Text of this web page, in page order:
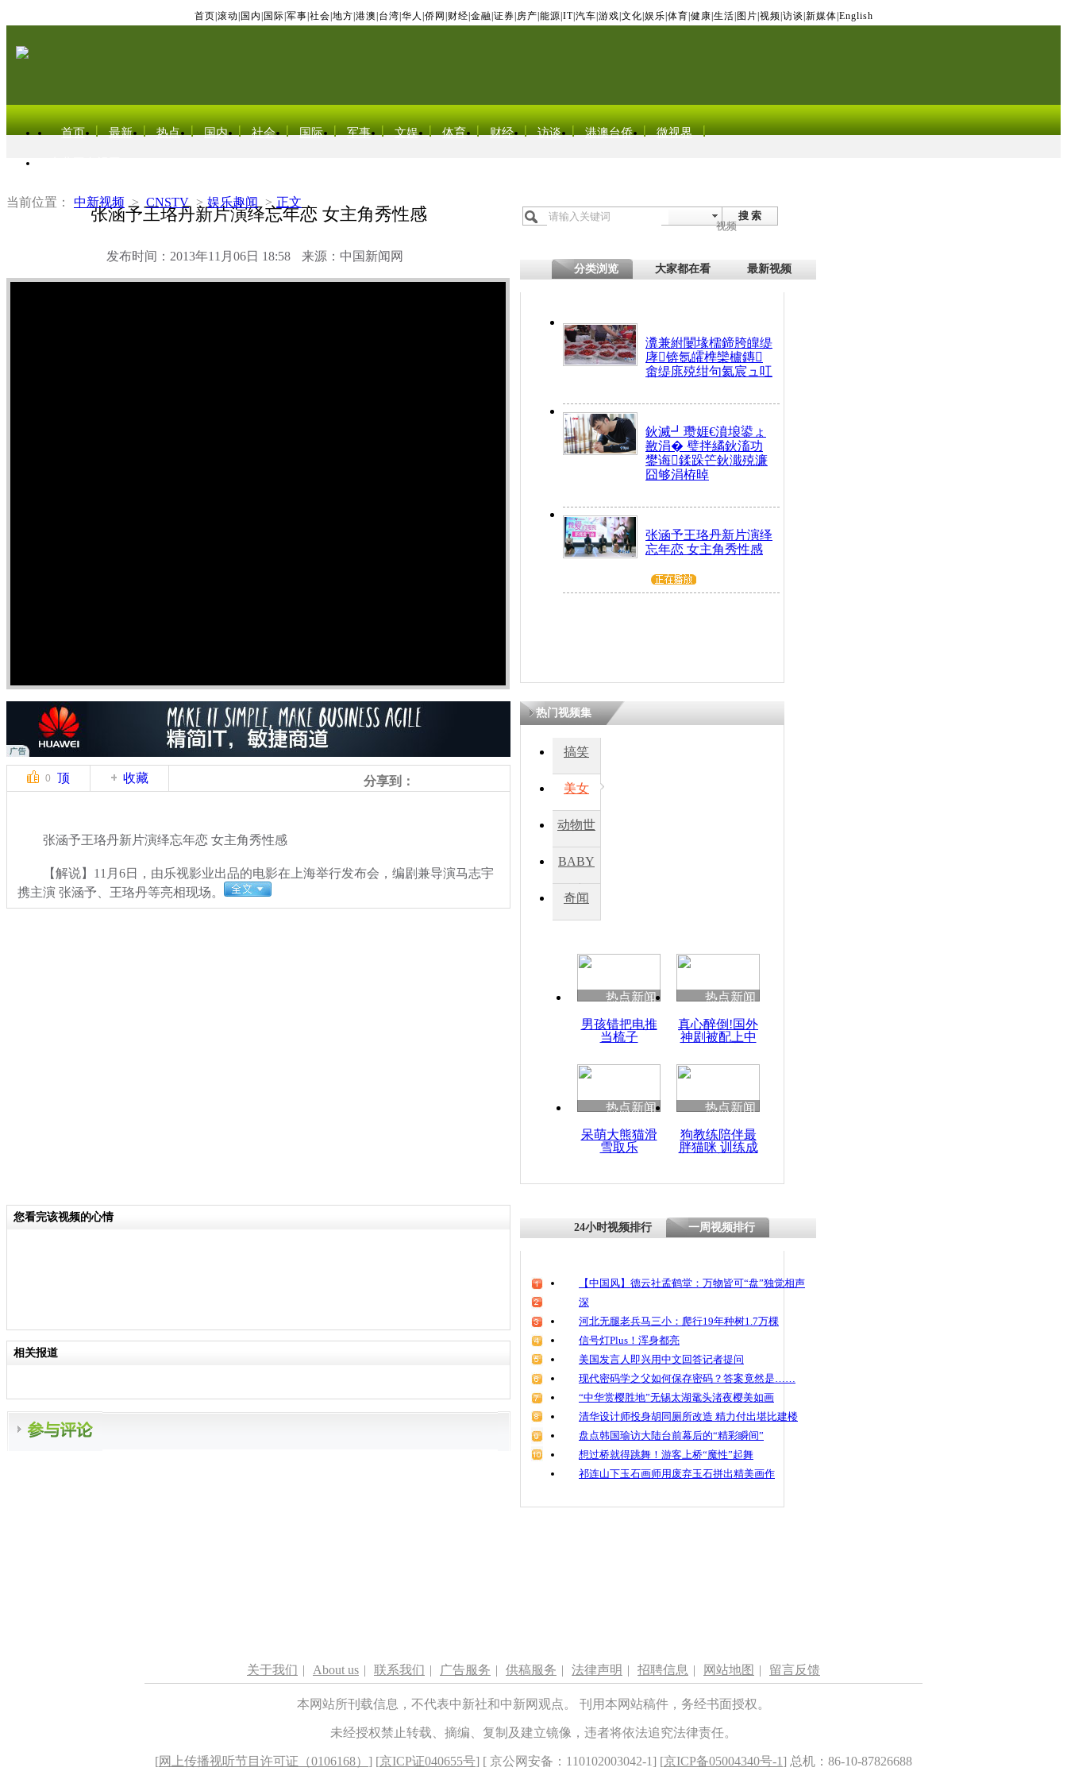
首页 滚动 国内 国际 军事 社会 地方 港澳 台湾 华人 侨网 财经 金融 证券 房产 能源 IT| 汽车 游戏 文化 娱乐 体育 健康 生活 图片 视频 访谈 新媒体 English
首页 最新 热点 国内 社会 国际 军事 文娱 体育 财经 访谈 港澳台侨 微视界
当前位置： 中新视频 > CNSTV > 娱乐趣闻 > 正文
张涵予王珞丹新片演绎忘年恋 女主角秀性感
发布时间：2013年11月06日 18:58 来源：中国新闻网
搜 索
视频
分类浏览 大家都在看 最新视频
瀵兼紨闄堟檽鍗胯皥缇
庨锛氬皬榫欒櫨鏄
畬缇庣殑绀句氦宸ュ叿
鈥滅┛瓒娾€濆埌鍙ょ
敾涓� 璧拌繘鈥滀功
鐢诲鍒跺笀鈥濈殑濂
囧够涓栫晫
张涵予王珞丹新片演绎
忘年恋 女主角秀性感
0 顶 收藏 分享到：
张涵予王珞丹新片演绎忘年恋 女主角秀性感
【解说】11月6日，由乐视影业出品的电影在上海举行发布会，编剧兼导演马志宇
携主演 张涵予、王珞丹等亮相现场。
热门视频集
搞笑
美女
动物世
BABY
秀
奇闻
热点新闻
男孩错把电推
当梳子
热点新闻
真心醉倒!国外
神剧被配上中
热点新闻
呆萌大熊猫滑
雪取乐
热点新闻
狗教练陪伴最
胖猫咪 训练成
您看完该视频的心情
相关报道
24小时视频排行 一周视频排行
【中国风】德云社孟鹤堂：万物皆可“盘”独觉相声
深
河北无腿老兵马三小：爬行19年种树1.7万棵
信号灯Plus！浑身都亮
美国发言人即兴用中文回答记者提问
现代密码学之父如何保存密码？答案竟然是……
“中华赏樱胜地”无锡太湖鼋头渚夜樱美如画
清华设计师投身胡同厕所改造 精力付出堪比建楼
盘点韩国瑜访大陆台前幕后的“精彩瞬间”
想过桥就得跳舞！游客上桥“魔性”起舞
祁连山下玉石画师用废弃玉石拼出精美画作
关于我们 | About us | 联系我们 | 广告服务 | 供稿服务 | 法律声明 | 招聘信息 | 网站地图 | 留言反馈
本网站所刊载信息，不代表中新社和中新网观点。 刊用本网站稿件，务经书面授权。
未经授权禁止转载、摘编、复制及建立镜像，违者将依法追究法律责任。
[网上传播视听节目许可证（0106168） ] [京ICP证040655号] [ 京公网安备：110102003042-1] [京ICP备05004340号-1] 总机：86-10-87826688